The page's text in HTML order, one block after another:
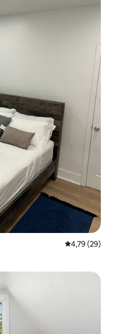
Évaluation
4,79 (29)